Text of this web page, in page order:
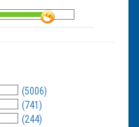
(5006)
(741)
(244)